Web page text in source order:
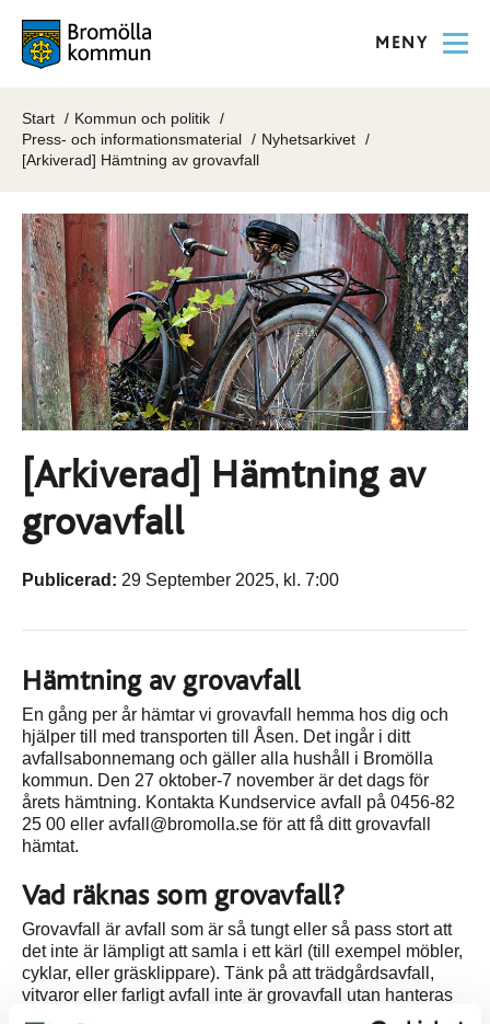
MENY
Start
Kommun och politik
Press- och informationsmaterial
Nyhetsarkivet
[Arkiverad] Hämtning av grovavfall
[Arkiverad] Hämtning av
grovavfall
Publicerad: 29 September 2025, kl. 7:00
Hämtning av grovavfall
En gång per år hämtar vi grovavfall hemma hos dig och
hjälper till med transporten till Åsen. Det ingår i ditt
avfallsabonnemang och gäller alla hushåll i Bromölla
kommun. Den 27 oktober-7 november är det dags för
årets hämtning. Kontakta Kundservice avfall på 0456-82
25 00 eller avfall@bromolla.se för att få ditt grovavfall
hämtat.
Vad räknas som grovavfall?
Grovavfall är avfall som är så tungt eller så pass stort att
det inte är lämpligt att samla i ett kärl (till exempel möbler,
cyklar, eller gräsklippare). Tänk på att trädgårdsavfall,
vitvaror eller farligt avfall inte är grovavfall utan hanteras